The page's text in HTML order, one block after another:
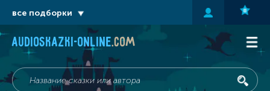
audioskazki-online.com
все подборки